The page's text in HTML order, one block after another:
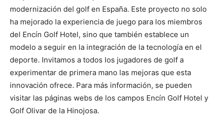
modernización del golf en España. Este proyecto no solo
ha mejorado la experiencia de juego para los miembros
del Encín Golf Hotel, sino que también establece un
modelo a seguir en la integración de la tecnología en el
deporte. Invitamos a todos los jugadores de golf a
experimentar de primera mano las mejoras que esta
innovación ofrece. Para más información, se pueden
visitar las páginas webs de los campos Encín Golf Hotel y
Golf Olivar de la Hinojosa.